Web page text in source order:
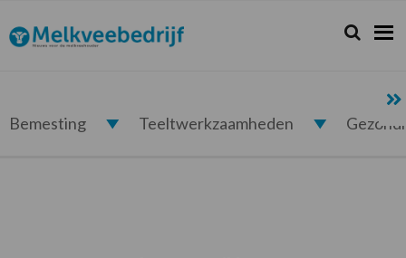
de
hoofdnavigatie
de
hoofd
de
eerste
de
voettekst
Melkveebedrijf.nl Zoeken...
Zoek
Bemesting Teeltwerkzaamheden